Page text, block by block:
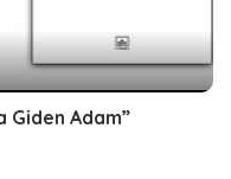
Giden Adam”